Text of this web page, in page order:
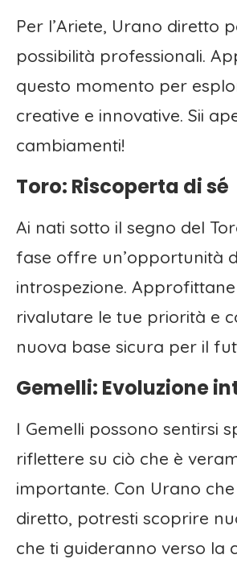
Per l’Ariete, Urano diretto
possibilità professionali.
questo momento per
creative e innovative. Sii
cambiamenti!
Toro: Riscoperta di sé
Ai nati sotto il segno del
fase offre un’opportunità
introspezione.
rivalutare le tue priorità e
nuova base sicura per il
Gemelli: Evoluzione
I Gemelli possono sentirsi
riflettere su ciò che è
importante. Con Urano
diretto, potresti scoprire
che ti guideranno verso la